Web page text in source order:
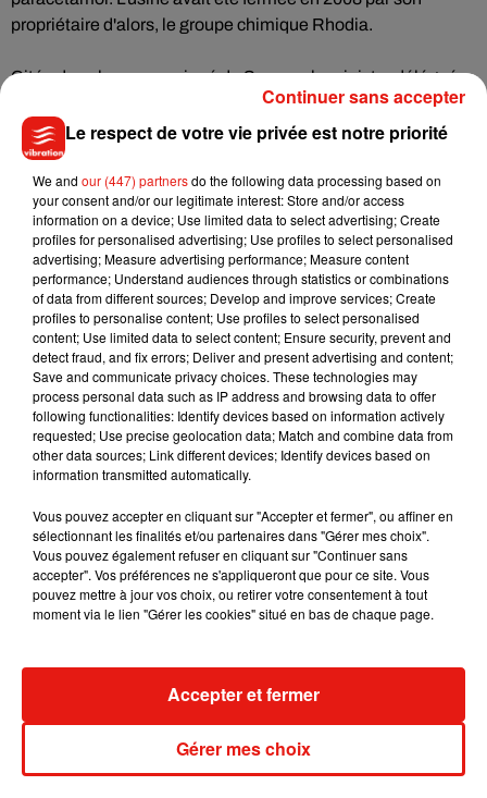
propriétaire d'alors, le groupe chimique Rhodia.
Citée dans le communiqué de Seqens, la ministre déléguée
à l'Industrie Agnès Pannier-Runacher s'est félicitée de cet
investissement qui permet de "renforcer la résilience de nos
capacités de production de produits de santé et assurer ainsi
la souveraineté sanitaire de l’Union européenne".
En novembre, Seqens avait indiqué vouloir consacrer 65
millions d'euros à la production, sur le sol français, de cinq
autres molécules entrant dans la composition de
médicaments ayant fait défaut pendant la crise sanitaire.
(Avec AFP)
Musique
Benny Blanco invite Selena Gomez et
Becky G sur son nouveau single
Tiny Desk invite Charlie Puth pour une
Le respect de votre vie privée est notre priorité
We and our (447) partnersdo the following data processing based on
your consent and/or our legitimate interest: Store and/or access
information on a device; Use limited data to select advertising; Create
profiles for personalised advertising; Use profiles to select personalised
advertising; Measure advertising performance; Measure content
performance; Understand audiences through statistics or combinations
of data from different sources; Develop and improve services; Create
profiles to personalise content; Use profiles to select personalised
content; Use limited data to select content; Ensure security, prevent and
detect fraud, and fix errors; Deliver and present advertising and content;
Save and communicate privacy choices. These technologies may
process personal data such as IP address and browsing data to offer
following functionalities: Identify devices based on information actively
requested; Use precise geolocation data; Match and combine data from
other data sources; Link different devices; Identify devices based on
information transmitted automatically.
Vous pouvez accepter en cliquant sur "Accepter et fermer", ou affiner en
sélectionnant les finalités et/ou partenaires dans "Gérer mes choix".
Vous pouvez également refuser en cliquant sur "Continuer sans
accepter". Vos préférences ne s'appliqueront que pour ce site. Vous
pouvez mettre à jour vos choix, ou retirer votre consentement à tout
moment via le lien "Gérer les cookies" situé en bas de chaque page.
Gérer mes choix
Accepter et fermer
Continuer sans accepter